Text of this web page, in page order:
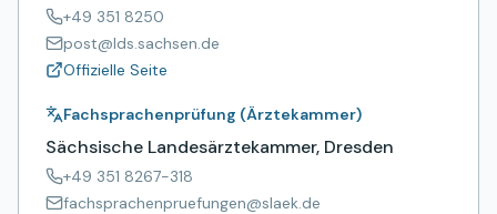
+49 351 8250
post@lds.sachsen.de
Offizielle Seite
Fachsprachenprüfung (Ärztekammer)
Sächsische Landesärztekammer, Dresden
+49 351 8267-318
fachsprachenpruefungen@slaek.de